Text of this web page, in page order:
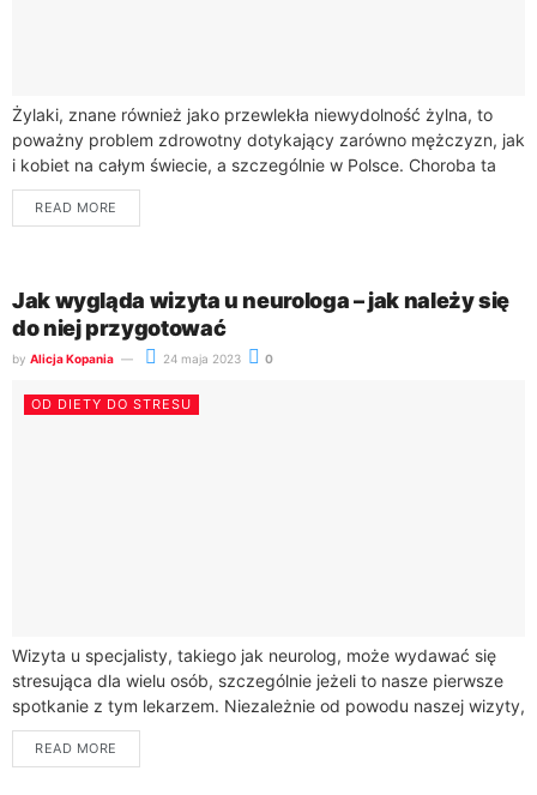
Żylaki, znane również jako przewlekła niewydolność żylna, to
poważny problem zdrowotny dotykający zarówno mężczyzn, jak
i kobiet na całym świecie, a szczególnie w Polsce. Choroba ta
charakteryzuje się poszerzeniem i...
READ MORE
Jak wygląda wizyta u neurologa – jak należy się
do niej przygotować
by Alicja Kopania 24 maja 2023 0
OD DIETY DO STRESU
Wizyta u specjalisty, takiego jak neurolog, może wydawać się
stresująca dla wielu osób, szczególnie jeżeli to nasze pierwsze
spotkanie z tym lekarzem. Niezależnie od powodu naszej wizyty,
dobrze jest wiedzieć,...
READ MORE